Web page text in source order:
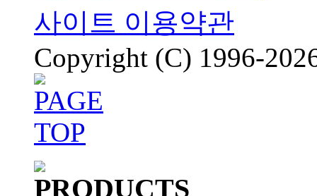
사이트 이용약관
Copyright (C) 1996-